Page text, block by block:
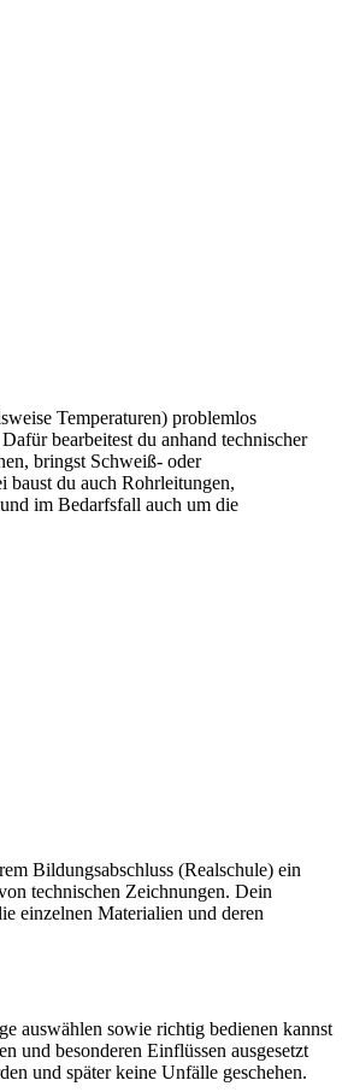
Temperaturen) problemlos
bearbeitest du anhand technischer
bringst Schweiß- oder
baust du auch Rohrleitungen,
im Bedarfsfall auch um die
Bildungsabschluss (Realschule) ein
technischen Zeichnungen. Dein
einzelnen Materialien und deren
auswählen sowie richtig bedienen kannst
und besonderen Einflüssen ausgesetzt
und später keine Unfälle geschehen.